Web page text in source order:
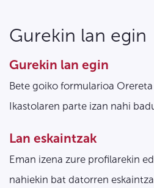
Gurekin lan egin
Gurekin lan egin
Bete goiko formularioa Orereta
Ikastolaren parte izan nahi
Lan eskaintzak
Eman izena zure profilarekin
nahiekin bat datorren